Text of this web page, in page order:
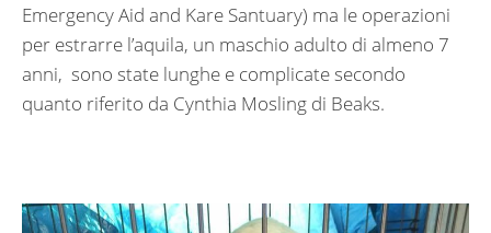
Emergency Aid and Kare Santuary) ma le operazioni
per estrarre l’aquila, un maschio adulto di almeno 7
anni, sono state lunghe e complicate secondo
quanto riferito da Cynthia Mosling di Beaks.